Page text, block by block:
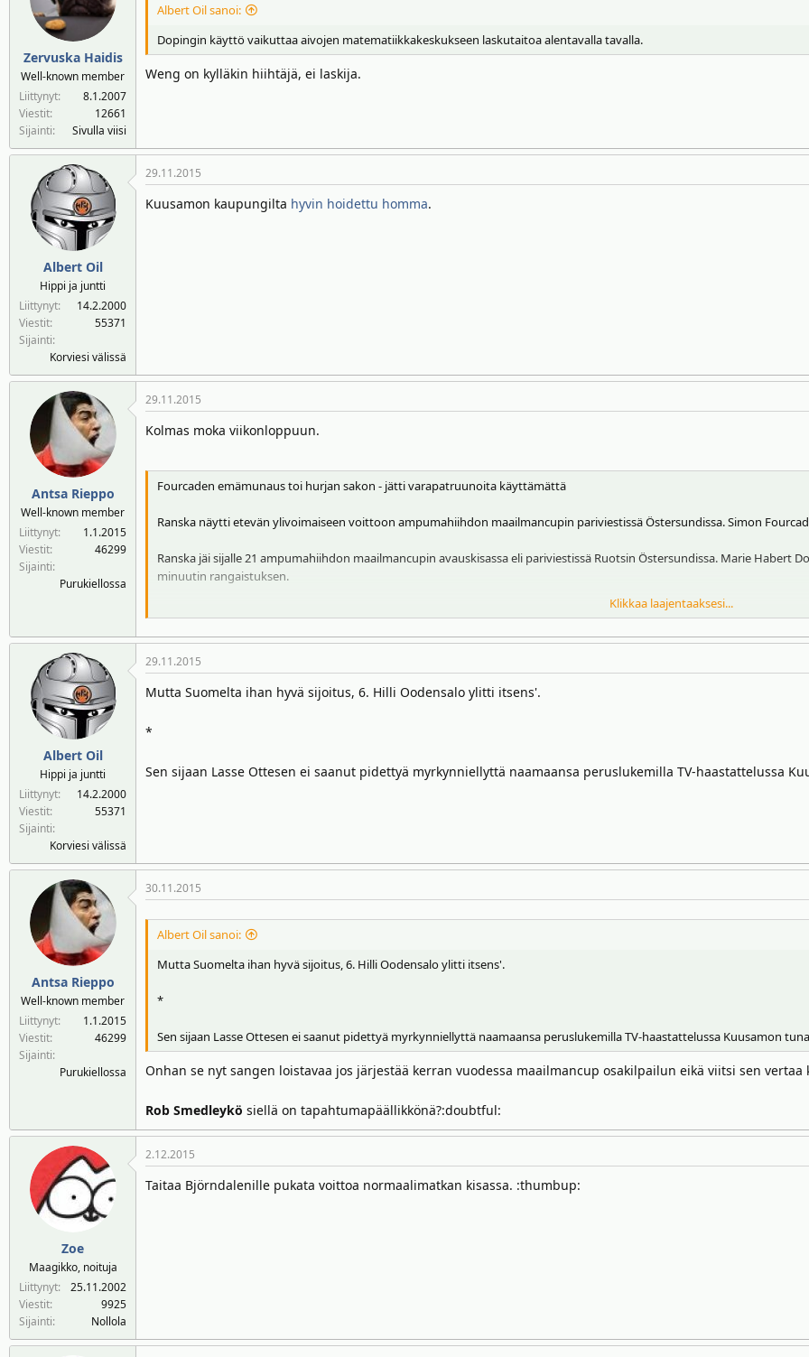
Zervuska Haidis
Well-known member
Liittynyt
8.1.2007
Viestit
12661
Sijainti
Sivulla viisi
Albert Oil sanoi:
Dopingin käyttö vaikuttaa aivojen matematiikkakeskukseen laskutaitoa alentavalla tavalla.
Weng on kylläkin hiihtäjä, ei laskija.
Albert Oil
Hippi ja juntti
Liittynyt
14.2.2000
Viestit
55371
Sijainti
Korviesi välissä
29.11.2015
Kuusamon kaupungilta hyvin hoidettu homma.
Antsa Rieppo
Well-known member
Liittynyt
1.1.2015
Viestit
46299
Sijainti
Purukiellossa
29.11.2015
Kolmas moka viikonloppuun.
Fourcaden emämunaus toi hurjan sakon - jätti varapatruunoita käyttämättä
Ranska näytti etevän ylivoimaiseen voittoon ampumahiihdon maailmancupin pariviestissä Östersundissa. Simon
Ranska jäi sijalle 21 ampumahiihdon maailmancupin avauskisassa eli pariviestissä Ruotsin Östersundissa. Marie Habert
minuutin rangaistuksen.
Rangaistuksen syy löytyy Fourcaden emämunauksesta. Ranskalainen jätti ensimmäisen osuuden pystypaikalla kaksi
Lisäksi Fourcaden olisi pitänyt kiertää sakkorinki kerran, mutta jostain syystä ranskalainen lähti suoraan vaihtoon.
Klikkaa laajentaaksesi...
Albert Oil
Hippi ja juntti
Liittynyt
14.2.2000
Viestit
55371
Sijainti
Korviesi välissä
29.11.2015
Mutta Suomelta ihan hyvä sijoitus, 6. Hilli Oodensalo ylitti itsens'.
*
Sen sijaan Lasse Ottesen ei saanut pidettyä myrkynniellyttä naamaansa peruslukemilla TV-haastattelussa
Antsa Rieppo
Well-known member
Liittynyt
1.1.2015
Viestit
46299
Sijainti
Purukiellossa
30.11.2015
Albert Oil sanoi:
Mutta Suomelta ihan hyvä sijoitus, 6. Hilli Oodensalo ylitti itsens'.
*
Sen sijaan Lasse Ottesen ei saanut pidettyä myrkynniellyttä naamaansa peruslukemilla TV-haastattelussa Kuusamon
Onhan se nyt sangen loistavaa jos järjestää kerran vuodessa maailmancup osakilpailun eikä viitsi sen
Rob Smedleykö siellä on tapahtumapäällikkönä?:doubtful:
Zoe
Maagikko, noituja
Liittynyt
25.11.2002
Viestit
9925
Sijainti
Nollola
2.12.2015
Taitaa Björndalenille pukata voittoa normaalimatkan kisassa. :thumbup: